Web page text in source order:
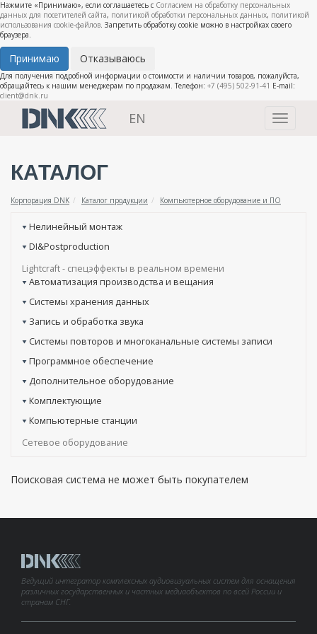
Нажмите «Принимаю», если соглашаетесь с Согласием на обработку персональных
данных для посетителей сайта, политикой обработки персональных данных, политикой
использования cookie-файлов. Запретить обработку cookie можно в настройках своего
браузера.
Принимаю Отказываюсь
Для получения подробной информации о стоимости и наличии товаров, пожалуйста,
обращайтесь к нашим менеджерам по продажам. Телефон: +7 (495) 502-91-41 E-mail:
client@dnk.ru
Toggle
EN
КАТАЛОГ
Корпорация DNK Каталог продукции Компьютерное оборудование и ПО
Нелинейный монтаж
DI&Postproduction
Lightcraft - cпецэффекты в реальном времени
Автоматизация производства и вещания
Системы хранения данных
Запись и обработка звука
Системы повторов и многоканальные системы записи
Программное обеспечение
Дополнительное оборудование
Комплектующие
Компьютерные станции
Сетевое оборудование
Поисковая система не может быть покупателем
Ведущий интегратор комплексных аудиовизуальных систем для оснащения
различных государственных и частных медиаобъектов по всей России и
странам СНГ.